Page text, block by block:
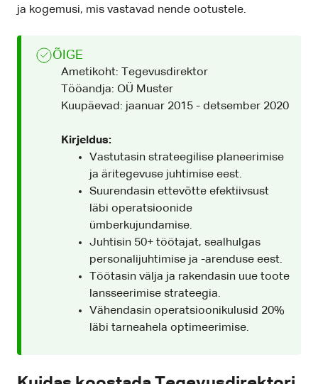
ja kogemusi, mis vastavad nende ootustele.
ÕIGE
Ametikoht: Tegevusdirektor
Tööandja: OÜ Muster
Kuupäevad: jaanuar 2015 - detsember 2020
Kirjeldus:
Vastutasin strateegilise planeerimise
ja äritegevuse juhtimise eest.
Suurendasin ettevõtte efektiivsust
läbi operatsioonide
ümberkujundamise.
Juhtisin 50+ töötajat, sealhulgas
personalijuhtimise ja -arenduse eest.
Töötasin välja ja rakendasin uue toote
lansseerimise strateegia.
Vähendasin operatsioonikulusid 20%
läbi tarneahela optimeerimise.